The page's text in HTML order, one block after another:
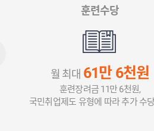
훈련수당
월 최대 61만 6천원
훈련장려금 11만 6천원,
국민취업제도 유형에 따라 추가 수